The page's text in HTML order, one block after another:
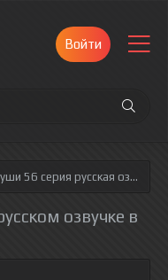
Войти
56 серия русская озвучка полностью смотреть онлайн!
озвучке в